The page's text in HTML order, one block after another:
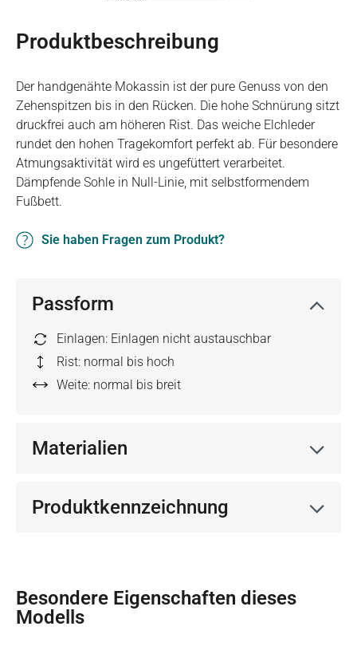
Produktbeschreibung
Der handgenähte Mokassin ist der pure Genuss von den
Zehenspitzen bis in den Rücken. Die hohe Schnürung sitzt
druckfrei auch am höheren Rist. Das weiche Elchleder
rundet den hohen Tragekomfort perfekt ab. Für besondere
Atmungsaktivität wird es ungefüttert verarbeitet.
Dämpfende Sohle in Null-Linie, mit selbstformendem
Fußbett.
Sie haben Fragen zum Produkt?
Passform
Einlagen: Einlagen nicht austauschbar
Rist: normal bis hoch
Weite: normal bis breit
Materialien
Produktkennzeichnung
Besondere Eigenschaften dieses
Modells